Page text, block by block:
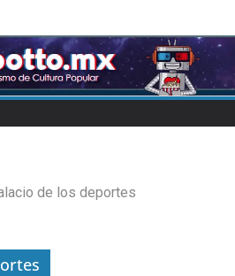
de los deportes